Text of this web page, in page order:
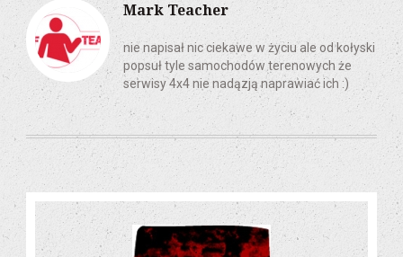
Mark Teacher
nie napisał nic ciekawe w życiu ale od kołyski
popsuł tyle samochodów terenowych że
serwisy 4x4 nie nadązją naprawiać ich :)